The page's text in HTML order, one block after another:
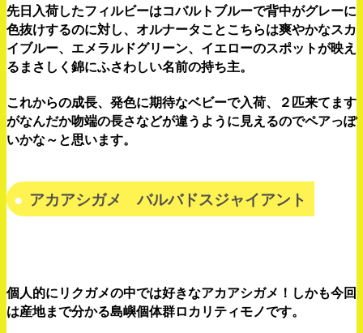
先日入荷したフィルビーはコバルトブルーで背中がグレーに
色抜けするのに対し、オルナータことこちらは爽やかなスカ
イブルー、エメラルドグリーン、イエローのスポットが映え
るまさしく錦にふさわしい名前の持ち主。
これからの成長、発色に期待なベビーで入荷、２匹来てます
がなんだか吻端の長さなどが違うように見えるのでペアっぽ
いかな～と思います。
アカアシガメ バルバドスジャイアント
個人的にリクガメの中では好きなアカアシガメ！しかも今回
は産地まで分かる島嶼個体群ロカリティモノです。